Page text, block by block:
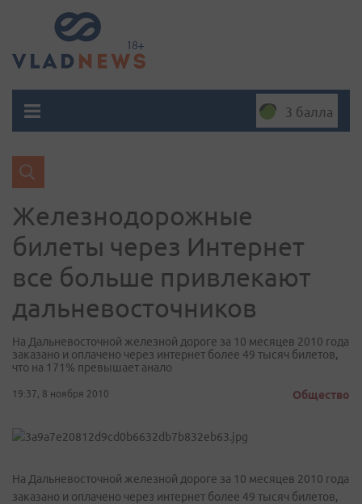
3 балла
Железнодорожные
билеты через Интернет
все больше привлекают
дальневосточников
На Дальневосточной железной дороге за 10 месяцев 2010 года
заказано и оплачено через интернет более 49 тысяч билетов,
что на 171% превышает анало
19:37, 8 ноября 2010 Общество
На Дальневосточной железной дороге за 10 месяцев 2010 года
заказано и оплачено через интернет более 49 тысяч билетов,